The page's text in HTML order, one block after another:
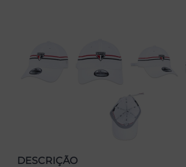
DESCRIÇÃO